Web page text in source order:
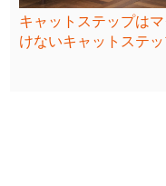
キャットステップは
けないキャットステ